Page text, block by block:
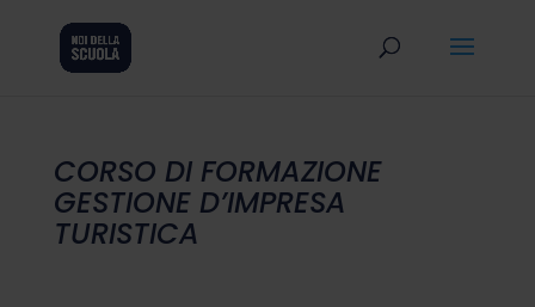
CORSO DI FORMAZIONE
GESTIONE D’IMPRESA
TURISTICA